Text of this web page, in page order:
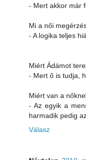
- Mert akkor már
Mi a női
- A logika teljes
Miért Ádámot
- Mert ő is tudja,
Miért van a
- Az egyik a
harmadik pedig
Válasz